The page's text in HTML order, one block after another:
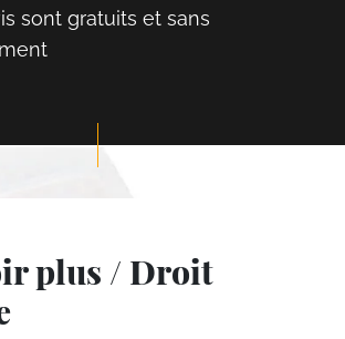
sont gratuits et sans
plus / Droit